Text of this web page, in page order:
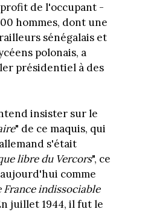
de l'occupant -
hommes, dont une
sénégalais et
polonais, a
présidentiel à des
insister sur le
" de ce maquis, qui
s'était
libre du Vercors", ce
comme
indissociable
juillet 1944, il fut le